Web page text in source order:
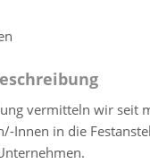
vermitteln wir seit
Innen in die